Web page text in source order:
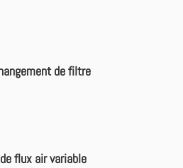
de filtre
flux air variable